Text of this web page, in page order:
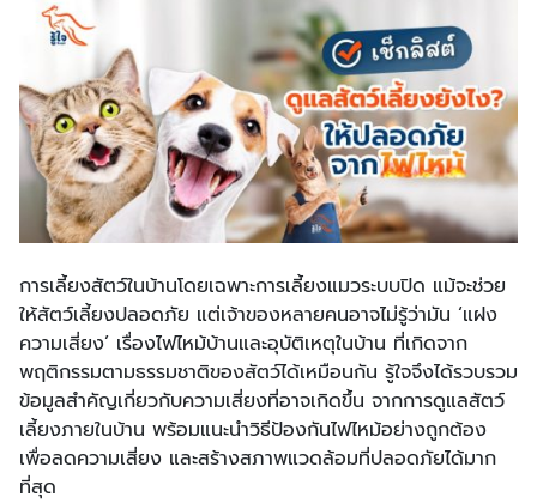
การเลี้ยงสัตว์ในบ้านโดยเฉพาะการเลี้ยงแมวระบบปิด แม้จะช่วย
ให้สัตว์เลี้ยงปลอดภัย แต่เจ้าของหลายคนอาจไม่รู้ว่ามัน ‘แฝง
ความเสี่ยง’ เรื่องไฟไหม้บ้านและอุบัติเหตุในบ้าน ที่เกิดจาก
พฤติกรรมตามธรรมชาติของสัตว์ได้เหมือนกัน รู้ใจจึงได้รวบรวม
ข้อมูลสำคัญเกี่ยวกับความเสี่ยงที่อาจเกิดขึ้น จากการดูแลสัตว์
เลี้ยงภายในบ้าน พร้อมแนะนำวิธีป้องกันไฟไหม้อย่างถูกต้อง
เพื่อลดความเสี่ยง และสร้างสภาพแวดล้อมที่ปลอดภัยได้มาก
ที่สุด